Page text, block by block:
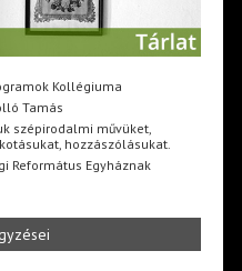
Kollégiuma
Tamás
szépirodalmi művüket,
hozzászólásukat.
Református Egyháznak